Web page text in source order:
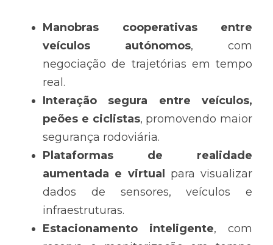
Manobras cooperativas entre
veículos autónomos, com
negociação de trajetórias em tempo
real.
Interação segura entre veículos,
peões e ciclistas, promovendo maior
segurança rodoviária.
Plataformas de realidade
aumentada e virtual
para visualizar
dados de sensores, veículos e
infraestruturas.
Estacionamento inteligente, com